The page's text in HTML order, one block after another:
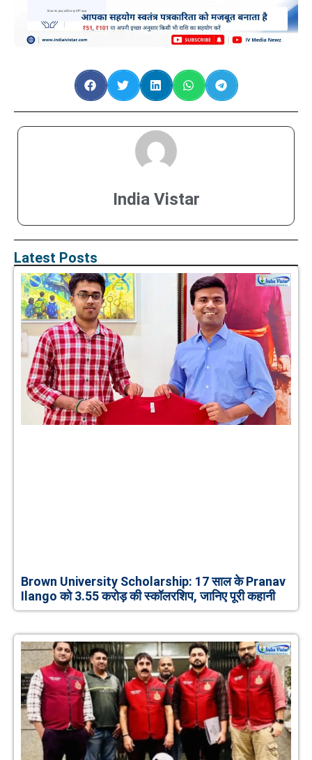
India Vistar
Latest Posts
Brown University Scholarship: 17 साल के Pranav
Ilango को 3.55 करोड़ की स्कॉलरशिप, जानिए पूरी कहानी